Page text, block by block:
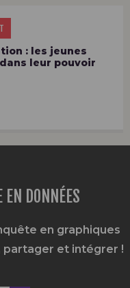
: les jeunes
leur pouvoir
EN DONNÉES
en graphiques
partager et intégrer !